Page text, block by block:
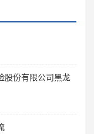
股份有限公司黑龙